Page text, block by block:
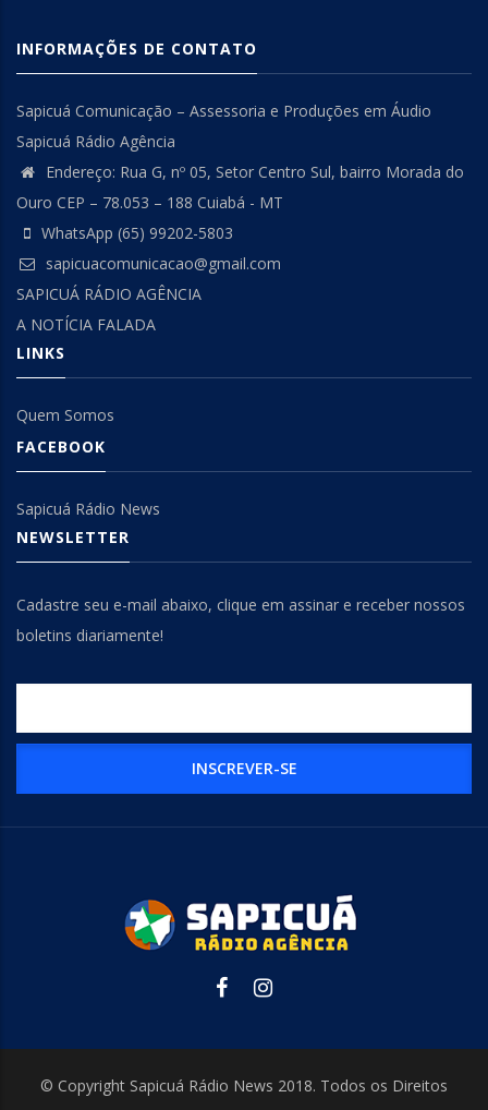
INFORMAÇÕES DE CONTATO
Sapicuá Comunicação – Assessoria e Produções em Áudio
Sapicuá Rádio Agência
Endereço: Rua G, nº 05, Setor Centro Sul, bairro Morada do
Ouro CEP – 78.053 – 188 Cuiabá - MT
WhatsApp (65) 99202-5803
sapicuacomunicacao@gmail.com
SAPICUÁ RÁDIO AGÊNCIA
A NOTÍCIA FALADA
LINKS
Quem Somos
FACEBOOK
Sapicuá Rádio News
NEWSLETTER
Cadastre seu e-mail abaixo, clique em assinar e receber nossos
boletins diariamente!
© Copyright Sapicuá Rádio News 2018. Todos os Direitos